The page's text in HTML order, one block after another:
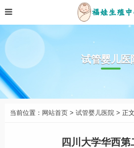
试管婴儿医
当前位置： 网站首页 > 试管婴儿医院 > 正文
四川大学华西第